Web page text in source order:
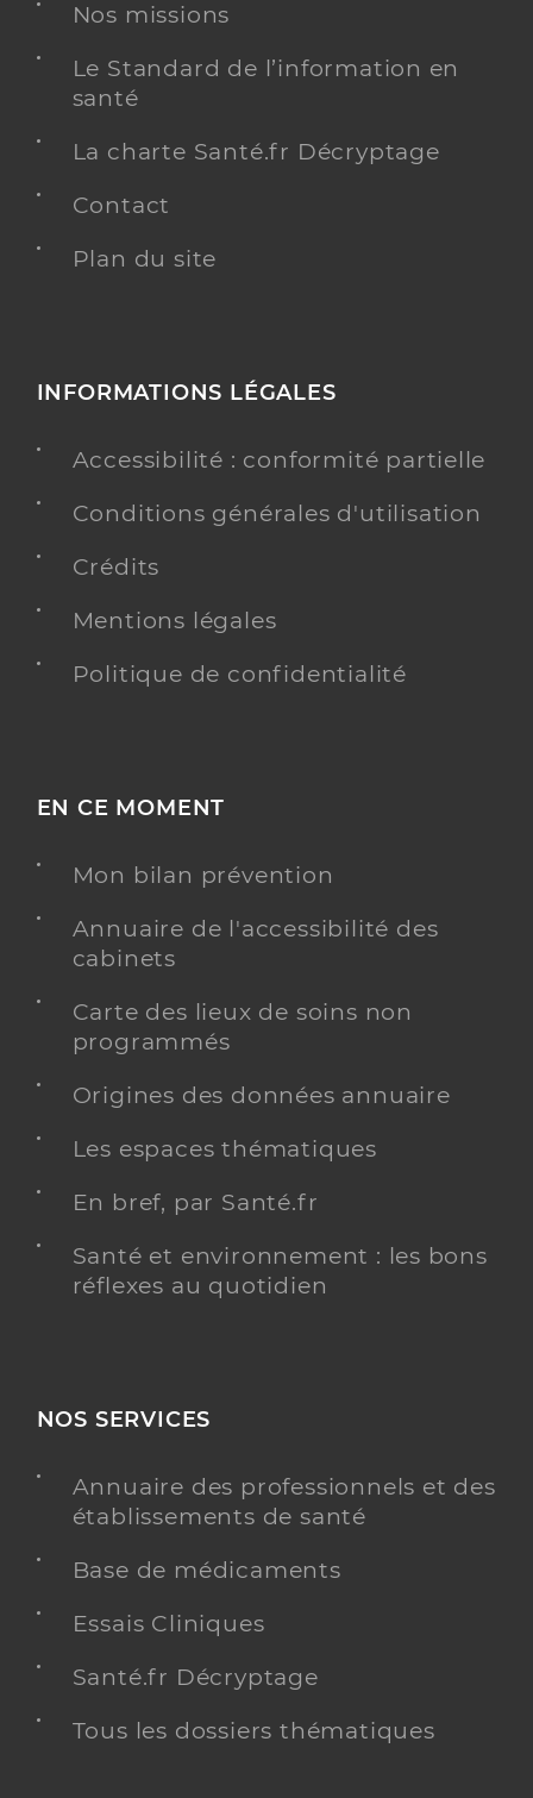
Nos missions
Le Standard de l’information en
santé
La charte Santé.fr Décryptage
Contact
Plan du site
INFORMATIONS LÉGALES
Accessibilité : conformité partielle
Conditions générales d'utilisation
Crédits
Mentions légales
Politique de confidentialité
EN CE MOMENT
Mon bilan prévention
Annuaire de l'accessibilité des
cabinets
Carte des lieux de soins non
programmés
Origines des données annuaire
Les espaces thématiques
En bref, par Santé.fr
Santé et environnement : les bons
réflexes au quotidien
NOS SERVICES
Annuaire des professionnels et des
établissements de santé
Base de médicaments
Essais Cliniques
Santé.fr Décryptage
Tous les dossiers thématiques